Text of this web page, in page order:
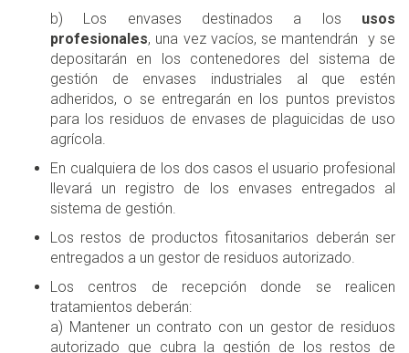
b) Los envases destinados a los usos
profesionales, una vez vacíos, se mantendrán y se
depositarán en los contenedores del sistema de
gestión de envases industriales al que estén
adheridos, o se entregarán en los puntos previstos
para los residuos de envases de plaguicidas de uso
agrícola.
En cualquiera de los dos casos el usuario profesional
llevará un registro de los envases entregados al
sistema de gestión.
Los restos de productos fitosanitarios deberán ser
entregados a un gestor de residuos autorizado.
Los centros de recepción donde se realicen
tratamientos deberán:
a) Mantener un contrato con un gestor de residuos
autorizado que cubra la gestión de los restos de